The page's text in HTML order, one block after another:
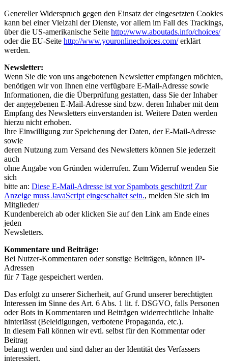
Genereller Widerspruch gegen den Einsatz der eingesetzten Cookies
kann bei einer Vielzahl der Dienste, vor allem im Fall des Trackings,
über die US-amerikanische Seite http://www.aboutads.info/choices/
oder die EU-Seite http://www.youronlinechoices.com/erklärt
werden.
Newsletter:
Wenn Sie die von uns angebotenen Newsletter empfangen möchten,
benötigen wir von Ihnen eine verfügbare E-Mail-Adresse sowie
Informationen, die die Überprüfung gestatten, dass Sie der Inhaber
der angegebenen E-Mail-Adresse sind bzw. deren Inhaber mit dem
Empfang des Newsletters einverstanden ist. Weitere Daten werden
hierzu nicht erhoben.
Ihre Einwilligung zur Speicherung der Daten, der E-Mail-Adresse
sowie
deren Nutzung zum Versand des Newsletters können Sie jederzeit
auch
ohne Angabe von Gründen widerrufen. Zum Widerruf wenden Sie
sich
bitte an: Diese E-Mail-Adresse ist vor Spambots geschützt! Zur
Anzeige muss JavaScript eingeschaltet sein., melden Sie sich im
Mitglieder/
Kundenbereich ab oder klicken Sie auf den Link am Ende eines
jeden
Newsletters.
Kommentare und Beiträge:
Bei Nutzer-Kommentaren oder sonstige Beiträgen, können IP-
Adressen
für 7 Tage gespeichert werden.
Das erfolgt zu unserer Sicherheit, auf Grund unserer berechtigten
Interessen im Sinne des Art. 6 Abs. 1 lit. f. DSGVO, falls Personen
oder Bots in Kommentaren und Beiträgen widerrechtliche Inhalte
hinterlässt (Beleidigungen, verbotene Propaganda, etc.).
In diesem Fall können wir evtl. selbst für den Kommentar oder
Beitrag
belangt werden und sind daher an der Identität des Verfassers
interessiert.